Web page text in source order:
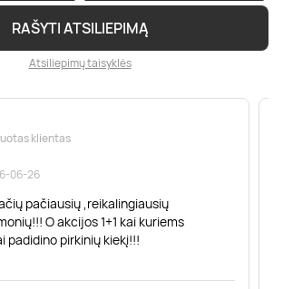
RAŠYTI ATSILIEPIMĄ
Atsiliepimų taisyklės
klientas
06-26
pačiausių ,reikalingiausių
O akcijos 1+1 kai kuriems
padidino pirkinių kiekį!!!